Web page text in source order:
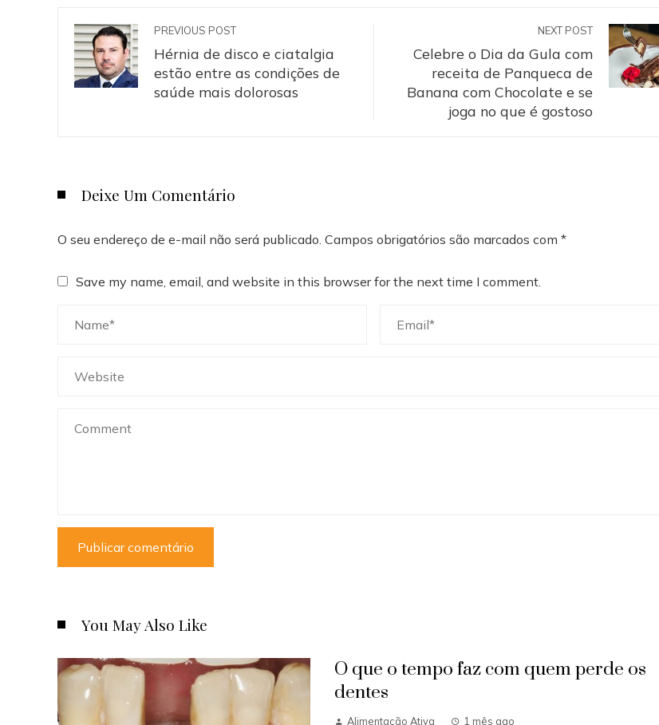
PREVIOUS POST
Hérnia de disco e ciatalgia
estão entre as condições de
saúde mais dolorosas
NEXT POST
Celebre o Dia da Gula com
receita de Panqueca de
Banana com Chocolate e se
joga no que é gostoso
Deixe Um Comentário
O seu endereço de e-mail não será publicado. Campos obrigatórios são marcados com *
Save my name, email, and website in this browser for the next time I comment.
You May Also Like
O que o tempo faz com quem perde os
dentes
Alimentação Ativa 1 mês ago